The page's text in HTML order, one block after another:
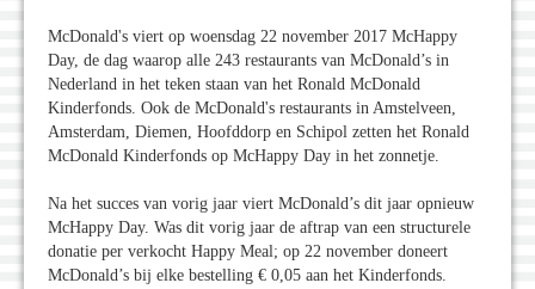
McDonald's viert op woensdag 22 november 2017 McHappy
Day, de dag waarop alle 243 restaurants van McDonald’s in
Nederland in het teken staan van het Ronald McDonald
Kinderfonds. Ook de McDonald's restaurants in Amstelveen,
Amsterdam, Diemen, Hoofddorp en Schipol zetten het Ronald
McDonald Kinderfonds op McHappy Day in het zonnetje.
Na het succes van vorig jaar viert McDonald’s dit jaar opnieuw
McHappy Day. Was dit vorig jaar de aftrap van een structurele
donatie per verkocht Happy Meal; op 22 november doneert
McDonald’s bij elke bestelling € 0,05 aan het Kinderfonds.